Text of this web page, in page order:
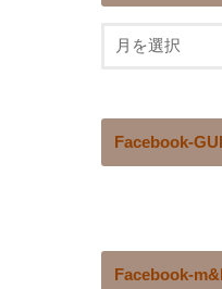
Facebook-
Facebook-